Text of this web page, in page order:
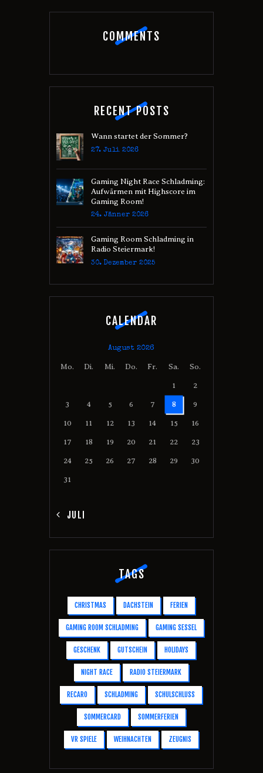
COMMENTS
RECENT POSTS
Wann startet der Sommer?
27. Juli 2026
Gaming Night Race Schladming:
Aufwärmen mit Highscore im
Gaming Room!
24. Jänner 2026
Gaming Room Schladming in
Radio Steiermark!
30. Dezember 2025
CALENDAR
August 2026
Mo. Di. Mi. Do. Fr. Sa. So.
1 2
3 4 5 6 7 8 9
10 11 12 13 14 15 16
17 18 19 20 21 22 23
24 25 26 27 28 29 30
31
« JULI
TAGS
CHRISTMAS DACHSTEIN FERIEN
GAMING ROOM SCHLADMING GAMING SESSEL
GESCHENK GUTSCHEIN HOLIDAYS
NIGHT RACE RADIO STEIERMARK
RECARO SCHLADMING SCHULSCHLUSS
SOMMERCARD SOMMERFERIEN
VR SPIELE WEIHNACHTEN ZEUGNIS